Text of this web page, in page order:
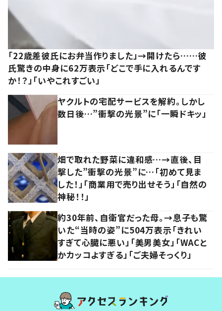
「22歳差彼氏にお弁当作りました」→開けたら……彼
氏驚きの中身に62万表示「どこで手に入れるんです
か！？」「いやこれすごい」
ヤクルトの宅配サービスを解約。しかし
数日後…”衝撃の光景”に「一瞬ドキッ」
畑で取れた野菜に違和感…→直後、目
撃した”衝撃の光景”に…「初めて見ま
した！」「商業用で売り出せそう」「自然の
神秘！！」
約30年前、自衛官だった母。→息子も驚
いた“当時の姿”に504万表示「きれい
すぎて心臓に悪い」「美男美女」「WACと
かカッコよすぎる」「ご夫婦そっくり」